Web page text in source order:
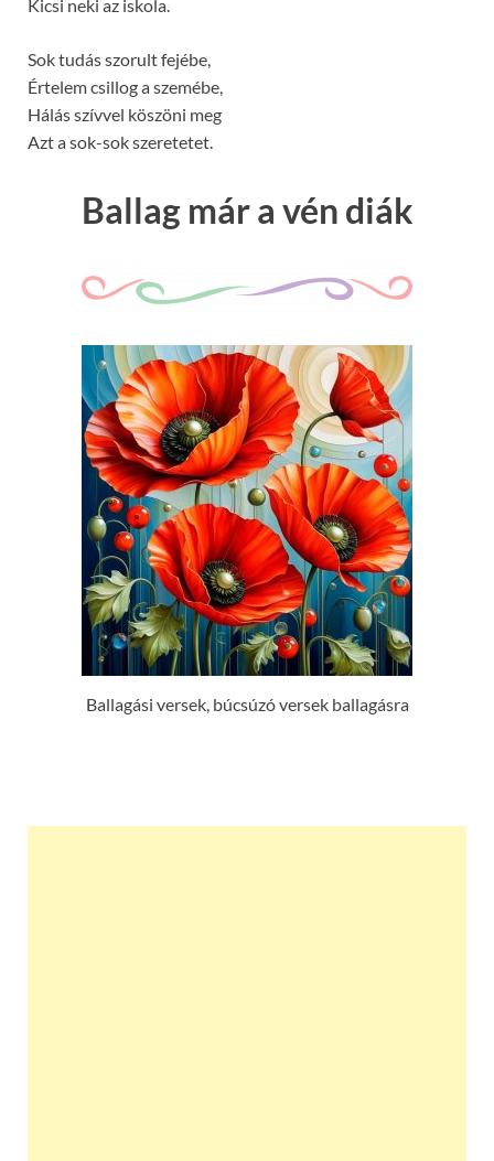
Kicsi neki az iskola.
Sok tudás szorult fejébe,
Értelem csillog a szemébe,
Hálás szívvel köszöni meg
Azt a sok-sok szeretetet.
Ballag már a vén diák
Ballagási versek, búcsúzó versek ballagásra